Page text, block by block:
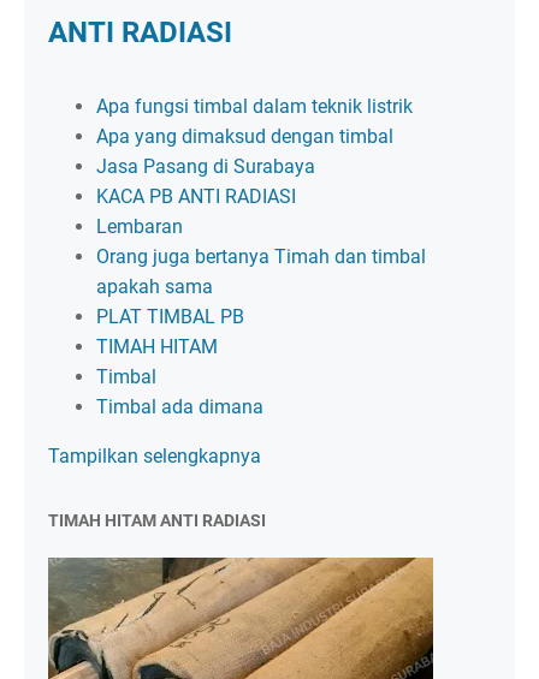
ANTI RADIASI
Apa fungsi timbal dalam teknik listrik
Apa yang dimaksud dengan timbal
Jasa Pasang di Surabaya
KACA PB ANTI RADIASI
Lembaran
Orang juga bertanya Timah dan timbal
apakah sama
PLAT TIMBAL PB
TIMAH HITAM
Timbal
Timbal ada dimana
Tampilkan selengkapnya
TIMAH HITAM ANTI RADIASI